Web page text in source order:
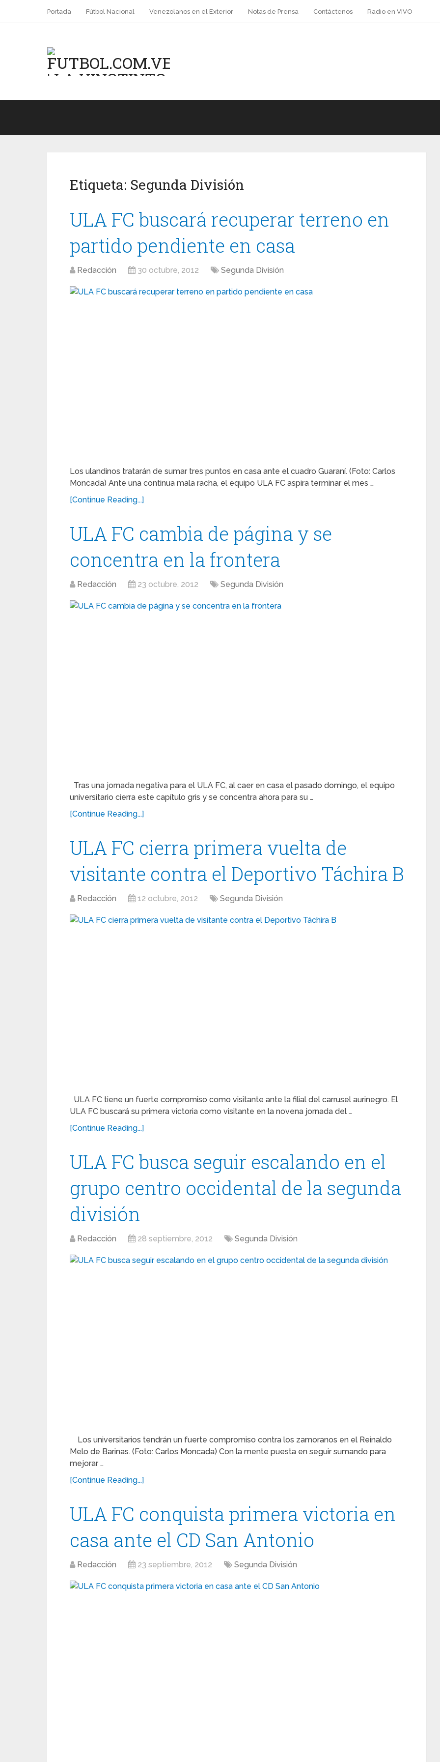
Portada Fútbol Nacional Venezolanos en el Exterior Notas de Prensa Contáctenos Radio en VIVO
Etiqueta: Segunda División
ULA FC buscará recuperar terreno en
partido pendiente en casa
Redacción 30 octubre, 2012 Segunda División
Los ulandinos tratarán de sumar tres puntos en casa ante el cuadro Guaraní. (Foto: Carlos
Moncada) Ante una continua mala racha, el equipo ULA FC aspira terminar el mes …
[Continue Reading...]
ULA FC cambia de página y se
concentra en la frontera
Redacción 23 octubre, 2012 Segunda División
Tras una jornada negativa para el ULA FC, al caer en casa el pasado domingo, el equipo
universitario cierra este capítulo gris y se concentra ahora para su …
[Continue Reading...]
ULA FC cierra primera vuelta de
visitante contra el Deportivo Táchira B
Redacción 12 octubre, 2012 Segunda División
ULA FC tiene un fuerte compromiso como visitante ante la filial del carrusel aurinegro. El
ULA FC buscará su primera victoria como visitante en la novena jornada del …
[Continue Reading...]
ULA FC busca seguir escalando en el
grupo centro occidental de la segunda
división
Redacción 28 septiembre, 2012 Segunda División
Los universitarios tendrán un fuerte compromiso contra los zamoranos en el Reinaldo
Melo de Barinas. (Foto: Carlos Moncada) Con la mente puesta en seguir sumando para
mejorar …
[Continue Reading...]
ULA FC conquista primera victoria en
casa ante el CD San Antonio
Redacción 23 septiembre, 2012 Segunda División